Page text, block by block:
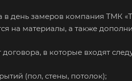
день замеров компания ТМК
на материалы, а также
договора, в которые входят
(пол, стены, потолок);